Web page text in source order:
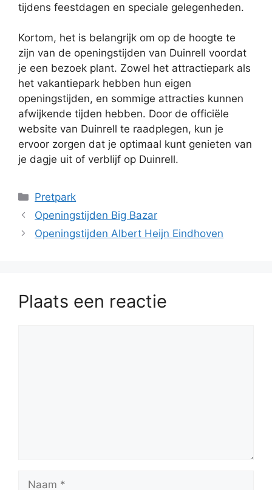
tijdens feestdagen en speciale gelegenheden.
Kortom, het is belangrijk om op de hoogte te
zijn van de openingstijden van Duinrell voordat
je een bezoek plant. Zowel het attractiepark als
het vakantiepark hebben hun eigen
openingstijden, en sommige attracties kunnen
afwijkende tijden hebben. Door de officiële
website van Duinrell te raadplegen, kun je
ervoor zorgen dat je optimaal kunt genieten van
je dagje uit of verblijf op Duinrell.
Categorieën
Pretpark
Openingstijden Big Bazar
Openingstijden Albert Heijn Eindhoven
Plaats een reactie
Naam